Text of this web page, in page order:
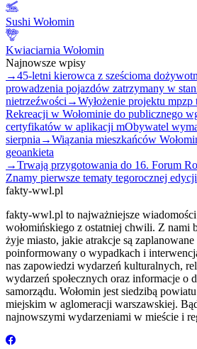
Sushi Wołomin
Kwiaciarnia Wołomin
Najnowsze wpisy
→45-letni kierowca z sześcioma
prowadzenia pojazdów zatrzymany w
nietrzeźwości →Wyłożenie projektu
Rekreacji w Wołominie do publicznego
certyfikatów w aplikacji mObywatel
sierpnia →Wiązania mieszkańców
geoankieta
→Trwają przygotowania do 16. Forum
Znamy pierwsze tematy tegorocznej edycji
fakty-wwl.pl
fakty-wwl.pl to najważniejsze
wołomińskiego z ostatniej chwili. Z nami
żyje miasto, jakie atrakcje są zaplanowane
poinformowany o wypadkach i
nas zapowiedzi wydarzeń kulturalnych,
wydarzeń społecznych oraz informacje o
samorządu. Wołomin jest siedzibą
miejskim w aglomeracji warszawskiej.
najnowszymi wydarzeniami w mieście i